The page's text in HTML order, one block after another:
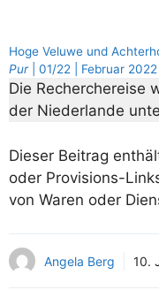
Hoge Veluwe und
Pur| 01/22 | Februar 2022
Die Recherchereise
der Niederlande
Dieser Beitrag
oder Provisions-
von Waren oder
Angela Berg 10.